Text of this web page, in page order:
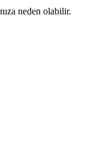
neden olabilir.